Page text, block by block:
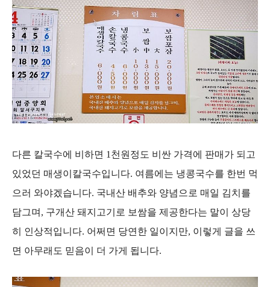
다른 칼국수에 비하면 1천원정도 비싼 가격에 판매가 되고
있었던 매생이칼국수입니다. 여름에는 냉콩국수를 한번 먹
으러 와야겠습니다. 국내산 배추와 양념으로 매일 김치를
담그며, 구개산 돼지고기로 보쌈을 제공한다는 말이 상당
히 인상적입니다. 어쩌면 당연한 일이지만, 이렇게 글을 쓰
면 아무래도 믿음이 더 가게 됩니다.